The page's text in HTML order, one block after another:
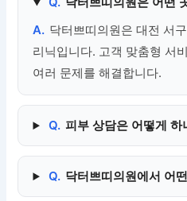
A. 닥터쁘띠의원은 대전 서
리닉입니다. 고객 맞춤형 서
여러 문제를 해결합니다.
Q. 피부 상담은 어떻게 하
Q. 닥터쁘띠의원에서 어